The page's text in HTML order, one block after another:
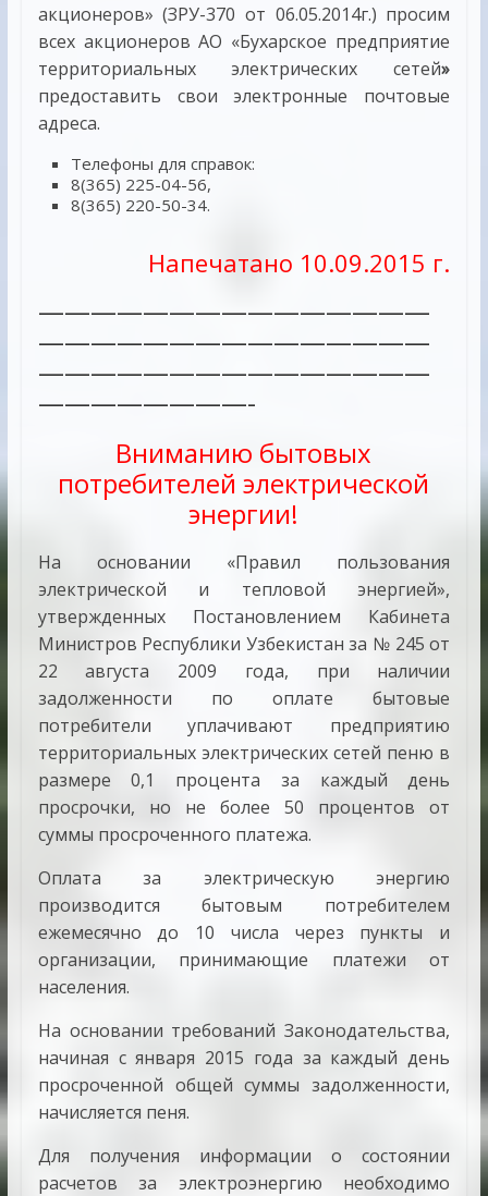
акционеров» (ЗРУ-370 от 06.05.2014г.) просим
всех акционеров АО «Бухарское предприятие
территориальных электрических сетей»
предоставить свои электронные почтовые
адреса.
Телефоны для справок:
8(365) 225-04-56,
8(365) 220-50-34.
Напечатано 10.09.2015 г.
———————————————
———————————————
———————————————
————————-
Вниманию бытовых
потребителей электрической
энергии!
На основании «Правил пользования
электрической и тепловой энергией»,
утвержденных Постановлением Кабинета
Министров Республики Узбекистан за № 245 от
22 августа 2009 года, при наличии
задолженности по оплате бытовые
потребители уплачивают предприятию
территориальных электрических сетей пеню в
размере 0,1 процента за каждый день
просрочки, но не более 50 процентов от
суммы просроченного платежа.
Оплата за электрическую энергию
производится бытовым потребителем
ежемесячно до 10 числа через пункты и
организации, принимающие платежи от
населения.
На основании требований Законодательства,
начиная с января 2015 года за каждый день
просроченной общей суммы задолженности,
начисляется пеня.
Для получения информации о состоянии
расчетов за электроэнергию необходимо